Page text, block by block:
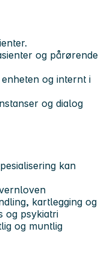
og pårørende
og internt i
og dialog
kan
kartlegging og
og psykiatri
og muntlig